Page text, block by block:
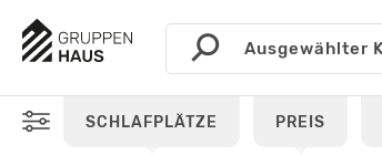
SCHLAFPLÄTZE PREIS